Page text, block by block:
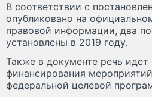
В соответствии с
опубликовано на
правовой информации, два
установлены в 2019 году.
Также в документе речь идет
финансирования
федеральной целевой